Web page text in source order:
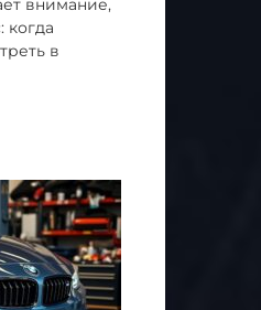
внимание,
когда
в